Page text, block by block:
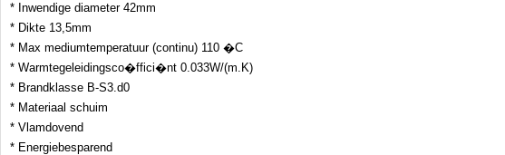
* Inwendige diameter 42mm
* Dikte 13,5mm
* Max mediumtemperatuur (continu) 110 �C
* Warmtegeleidingsco�ffici�nt 0.033W/(m.K)
* Brandklasse B-S3.d0
* Materiaal schuim
* Vlamdovend
* Energiebesparend